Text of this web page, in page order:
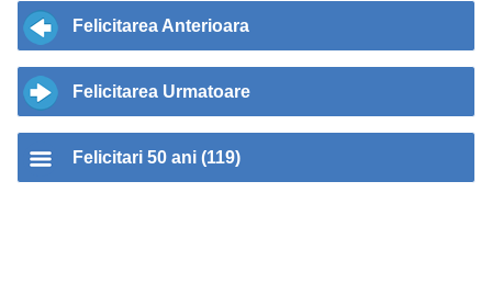
Felicitarea Anterioara
Felicitarea Urmatoare
Felicitari 50 ani (119)